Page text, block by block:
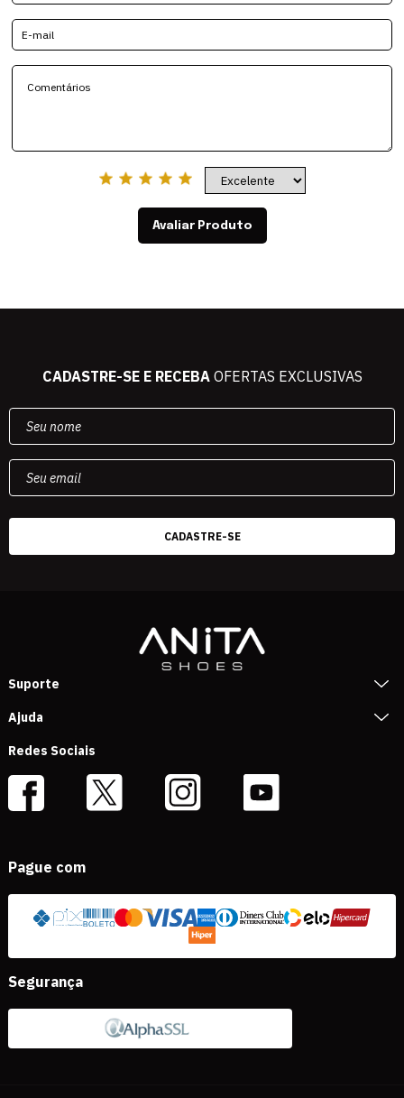
Avaliar Produto
CADASTRE-SE E RECEBAOFERTAS EXCLUSIVAS
Suporte
Ajuda
Redes Sociais
Pague com
Segurança